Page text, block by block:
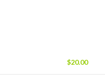
$20.00